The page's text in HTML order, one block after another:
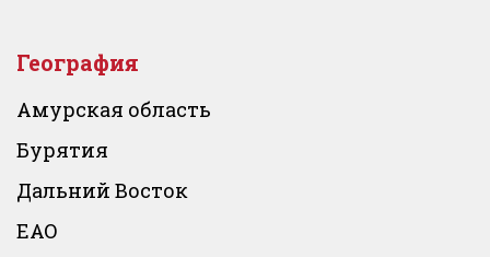
География
Амурская область
Бурятия
Дальний Восток
ЕАО